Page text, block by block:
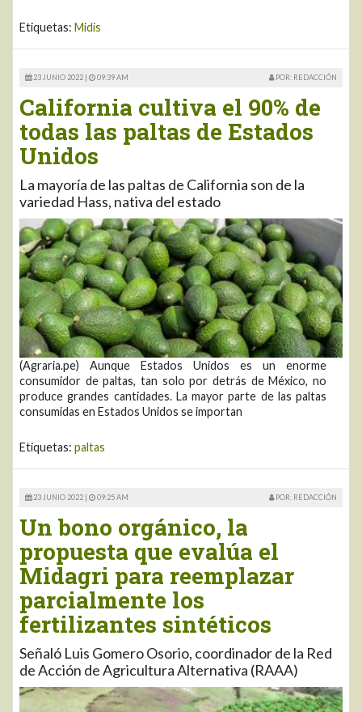
Etiquetas: Midis
23 JUNIO 2022 | 09:39 AM POR: REDACCIÓN
California cultiva el 90% de
todas las paltas de Estados
Unidos
La mayoría de las paltas de California son de la
variedad Hass, nativa del estado
(Agraria.pe) Aunque Estados Unidos es un enorme
consumidor de paltas, tan solo por detrás de México, no
produce grandes cantidades. La mayor parte de las paltas
consumidas en Estados Unidos se importan
Etiquetas: paltas
23 JUNIO 2022 | 09:25 AM POR: REDACCIÓN
Un bono orgánico, la
propuesta que evalúa el
Midagri para reemplazar
parcialmente los
fertilizantes sintéticos
Señaló Luis Gomero Osorio, coordinador de la Red
de Acción de Agricultura Alternativa (RAAA)